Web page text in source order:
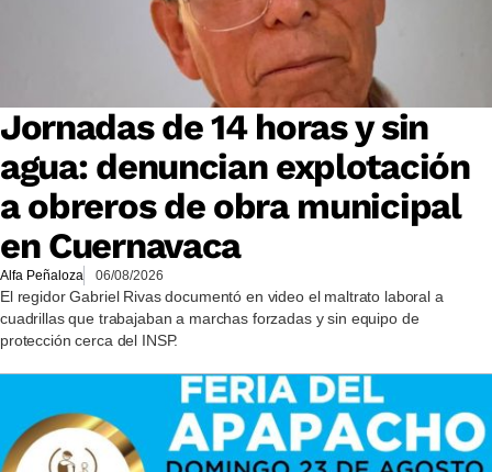
Jornadas de 14 horas y sin
agua: denuncian explotación
a obreros de obra municipal
en Cuernavaca
Alfa Peñaloza 06/08/2026
El regidor Gabriel Rivas documentó en video el maltrato laboral a
cuadrillas que trabajaban a marchas forzadas y sin equipo de
protección cerca del INSP.